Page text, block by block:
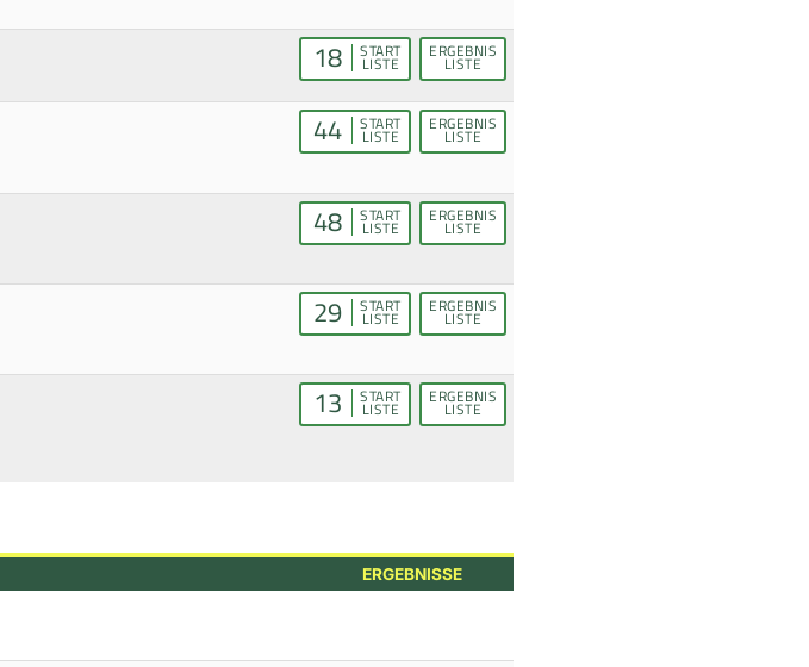
18 START
LISTE
ERGEBNIS
LISTE
44 START
LISTE
ERGEBNIS
LISTE
48 START
LISTE
ERGEBNIS
LISTE
29 START
LISTE
ERGEBNIS
LISTE
13 START
LISTE
ERGEBNIS
LISTE
ERGEBNISSE